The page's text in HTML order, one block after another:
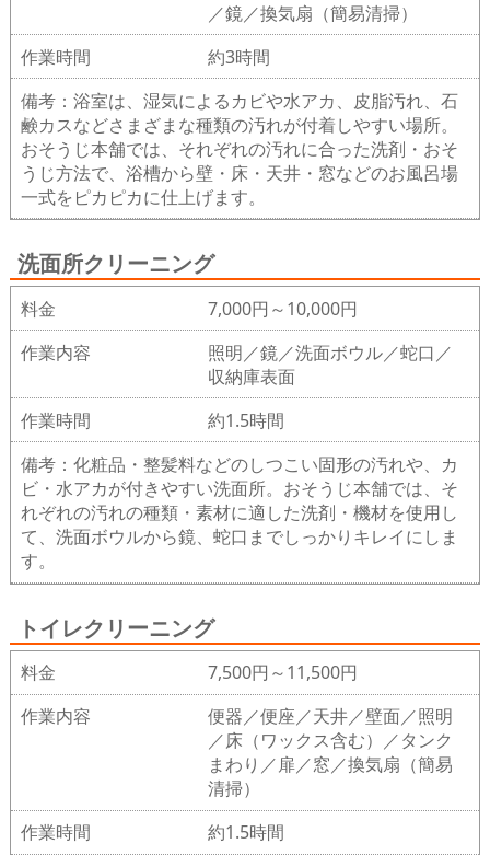
／鏡／換気扇（簡易清掃）
作業時間
約3時間
備考：浴室は、湿気によるカビや水アカ、皮脂汚れ、石
鹸カスなどさまざまな種類の汚れが付着しやすい場所。
おそうじ本舗では、それぞれの汚れに合った洗剤・おそ
うじ方法で、浴槽から壁・床・天井・窓などのお風呂場
一式をピカピカに仕上げます。
洗面所クリーニング
料金
7,000円～10,000円
作業内容
照明／鏡／洗面ボウル／蛇口／
収納庫表面
作業時間
約1.5時間
備考：化粧品・整髪料などのしつこい固形の汚れや、カ
ビ・水アカが付きやすい洗面所。おそうじ本舗では、そ
れぞれの汚れの種類・素材に適した洗剤・機材を使用し
て、洗面ボウルから鏡、蛇口までしっかりキレイにしま
す。
トイレクリーニング
料金
7,500円～11,500円
作業内容
便器／便座／天井／壁面／照明
／床（ワックス含む）／タンク
まわり／扉／窓／換気扇（簡易
清掃）
作業時間
約1.5時間